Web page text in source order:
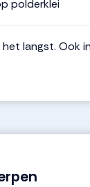
polderklei
langst. Ook